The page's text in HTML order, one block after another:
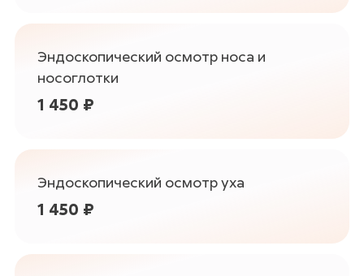
Эндоскопический осмотр носа и
носоглотки
1 450 ₽
Эндоскопический осмотр уха
1 450 ₽